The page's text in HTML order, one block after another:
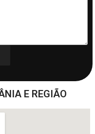
E REGIÃO